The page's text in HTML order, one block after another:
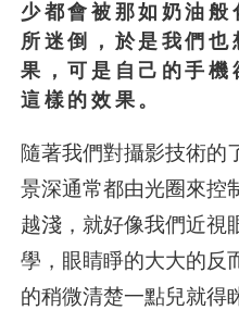
少都會被那如奶油般
所迷倒，於是我們也
果，可是自己的手機
這樣的效果。
隨著我們對攝影技術的
景深通常都由光圈來控
越淺，就好像我們近視
學，眼睛睜的大大的反
的稍微清楚一點兒就得